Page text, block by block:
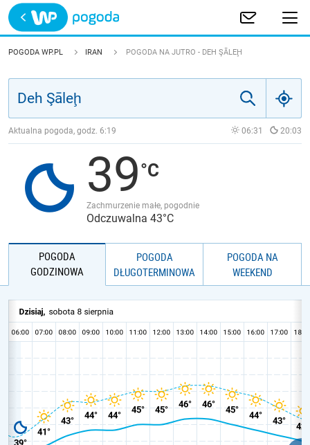
Trwa ładowanie
POLSKA
JAKOŚĆ POWIETRZA
POGODA WP.PL IRAN POGODA NA JUTRO - DEH ŞĀLEḨ
Aktualna pogoda, godz. 6:19 06:31 20:03
39
Zachmurzenie małe, pogodnie
Odczuwalna 43°C
POGODA
GODZINOWA
POGODA
DŁUGOTERMINOWA
POGODA NA
WEEKEND